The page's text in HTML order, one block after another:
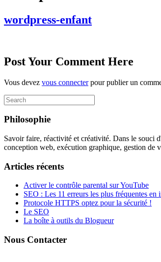
wordpress-enfant
Post Your Comment Here
Vous devez vous connecterpour publier un
Search
for:
Philosophie
Savoir faire, réactivité et créativité. Dans le souci
conception web, exécution graphique, gestion de
Articles récents
Activer le contrôle parental sur YouTube
SEO : Les 11 erreurs les plus fréquentes en
Protocole HTTPS optez pour la sécurité !
Le SEO
La boîte à outils du Blogueur
Nous Contacter